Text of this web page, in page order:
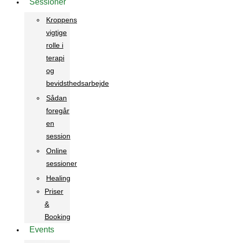
Sessioner
Kroppens
vigtige
rolle i
terapi
og
bevidsthedsarbejde
Sådan
foregår
en
session
Online
sessioner
Healing
Priser
&
Booking
Events